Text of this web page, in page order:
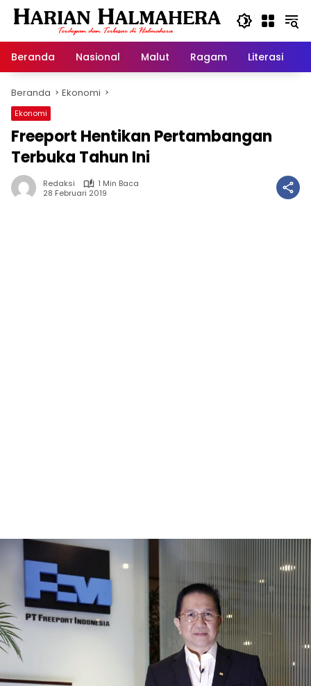
Langsung
Beranda
Nasional Malut Ragam Literasi
Beranda Ekonomi
Ekonomi
Freeport Hentikan Pertambangan
Terbuka Tahun Ini
Redaksi
1 Min Baca
28 Februari 2019